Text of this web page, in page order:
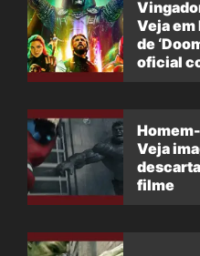
Veja em
de
oficial
Veja
filme